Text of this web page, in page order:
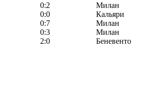
0:2
Милан
0:0
Кальяри
0:7
Милан
0:3
Милан
2:0
Беневенто